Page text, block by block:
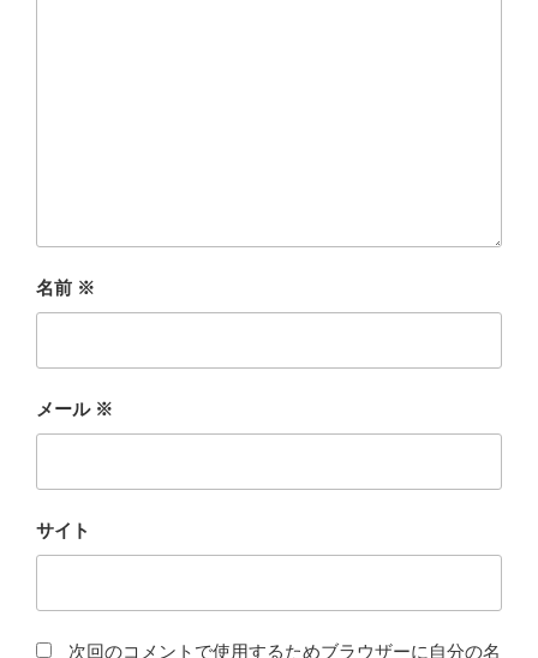
名前 ※
メール ※
サイト
次回のコメントで使用するためブラウザーに自分の名